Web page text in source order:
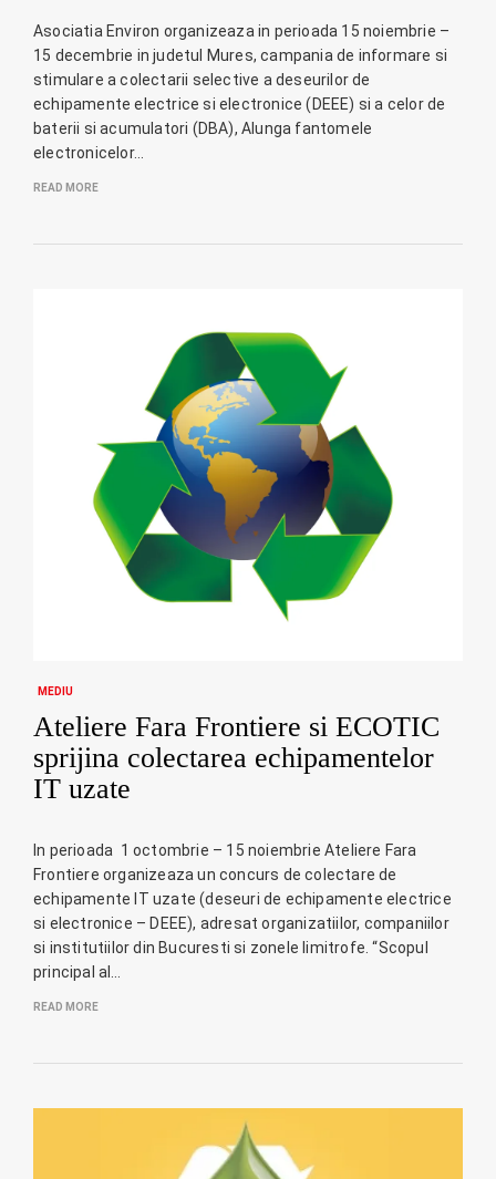
Asociatia Environ organizeaza in perioada 15 noiembrie –
15 decembrie in judetul Mures, campania de informare si
stimulare a colectarii selective a deseurilor de
echipamente electrice si electronice (DEEE) si a celor de
baterii si acumulatori (DBA), Alunga fantomele
electronicelor…
READ MORE
MEDIU
Ateliere Fara Frontiere si ECOTIC
sprijina colectarea echipamentelor
IT uzate
In perioada 1 octombrie – 15 noiembrie Ateliere Fara
Frontiere organizeaza un concurs de colectare de
echipamente IT uzate (deseuri de echipamente electrice
si electronice – DEEE), adresat organizatiilor, companiilor
si institutiilor din Bucuresti si zonele limitrofe. “Scopul
principal al…
READ MORE